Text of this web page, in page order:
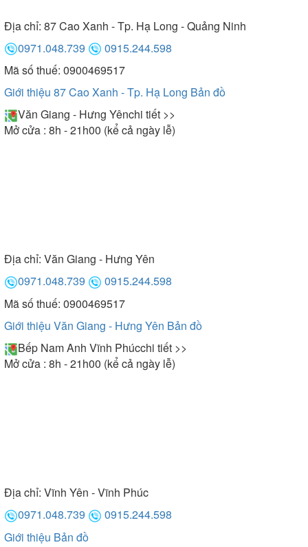
Địa chỉ: 87 Cao Xanh - Tp. Hạ Long - Quảng Ninh
0971.048.739
0915.244.598
Mã số thuế: 0900469517
Giới thiệu 87 Cao Xanh - Tp. Hạ Long Bản đồ
Văn Giang - Hưng Yênchi tiết >>
Mở cửa : 8h - 21h00 (kể cả ngày lễ)
Địa chỉ: Văn Giang - Hưng Yên
0971.048.739
0915.244.598
Mã số thuế: 0900469517
Giới thiệu Văn Giang - Hưng Yên Bản đồ
Bếp Nam Anh Vĩnh Phúcchi tiết >>
Mở cửa : 8h - 21h00 (kể cả ngày lễ)
Địa chỉ: Vĩnh Yên - Vĩnh Phúc
0971.048.739
0915.244.598
Giới thiệu Bản đồ